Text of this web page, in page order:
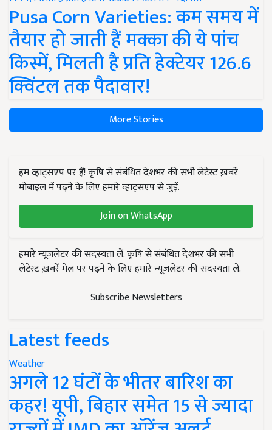
Pusa Corn Varieties: कम समय में
तैयार हो जाती हैं मक्का की ये पांच
किस्में, मिलती है प्रति हेक्टेयर 126.6
क्विंटल तक पैदावार!
More Stories
हम व्हाट्सएप पर हैं! कृषि से संबंधित देशभर की सभी लेटेस्ट ख़बरें
मोबाइल में पढ़ने के लिए हमारे व्हाट्सएप से जुड़ें.
Join on WhatsApp
हमारे न्यूज़लेटर की सदस्यता लें. कृषि से संबंधित देशभर की सभी
लेटेस्ट ख़बरें मेल पर पढ़ने के लिए हमारे न्यूज़लेटर की सदस्यता लें.
Subscribe Newsletters
Latest feeds
Weather
अगले 12 घंटों के भीतर बारिश का
कहर! यूपी, बिहार समेत 15 से ज्यादा